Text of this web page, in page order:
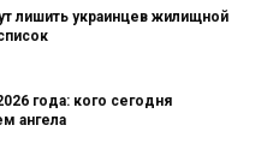
лишить украинцев жилищной
года: кого сегодня
ангела